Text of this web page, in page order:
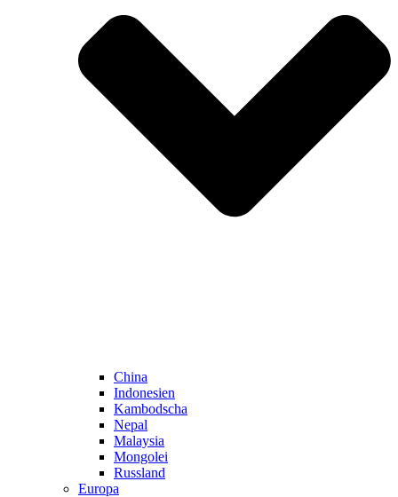
China
Indonesien
Kambodscha
Nepal
Malaysia
Mongolei
Russland
Europa